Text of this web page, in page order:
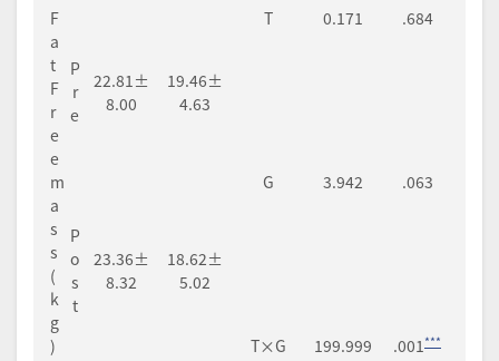
F
a
t
F
r
e
e
m
a
s
s
(
k
g
)
P
r
e
22.81±
8.00
19.46±
4.63
T 0.171 .684
G 3.942 .063
P
o
s
t
23.36±
8.32
18.62±
5.02
T×G 199.999 .001 ***